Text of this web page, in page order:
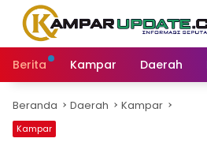
Langsung
konten
Berita
Kampar Daerah
Beranda Daerah Kampar
Kampar